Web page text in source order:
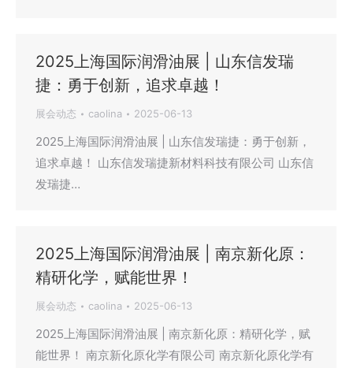
2025上海国际润滑油展 | 山东信发瑞
捷：勇于创新，追求卓越！
展会动态 caolina 2025-06-13
2025上海国际润滑油展 | 山东信发瑞捷：勇于创新，
追求卓越！ 山东信发瑞捷新材料科技有限公司 山东信
发瑞捷…
2025上海国际润滑油展 | 南京新化原：
精研化学，赋能世界！
展会动态 caolina 2025-06-13
2025上海国际润滑油展 | 南京新化原：精研化学，赋
能世界！ 南京新化原化学有限公司 南京新化原化学有